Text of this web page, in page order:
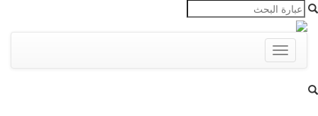
Toggle
navigation